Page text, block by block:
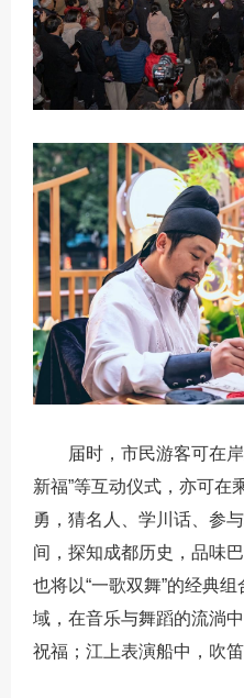
届时，市民游客可在岸
新福”等互动仪式，亦可在
勇，猜名人、学川话、参
间，探知成都历史，品味
也将以“一歌双舞”的经典
域，在音乐与舞蹈的流淌
祝福；江上表演船中，吹